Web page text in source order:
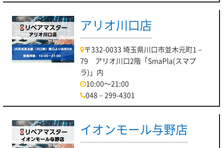
アリオ川口店
〒332-0033 埼玉県川口市並木元町1－
79 アリオ川口2階「SmaPla(スマプ
ラ)」内
10:00～21:00
048－299-4301
イオンモール与野店